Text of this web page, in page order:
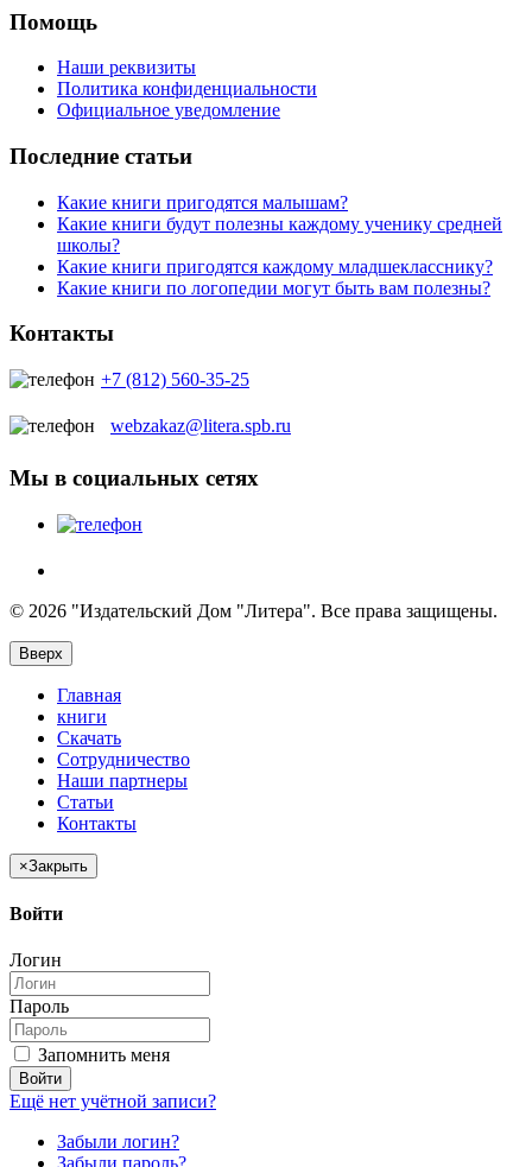
Помощь
Наши реквизиты
Политика конфиденциальности
Официальное уведомление
Последние статьи
Какие книги пригодятся малышам?
Какие книги будут полезны каждому ученику средней
школы?
Какие книги пригодятся каждому младшекласснику?
Какие книги по логопедии могут быть вам полезны?
Контакты
+7 (812) 560-35-25
webzakaz@litera.spb.ru
Мы в социальных сетях
© 2026 "Издательский Дом "Литера". Все права защищены.
Вверх
Главная
книги
Скачать
Сотрудничество
Наши партнеры
Статьи
Контакты
×Закрыть
Войти
Логин
Пароль
Запомнить меня
Войти
Ещё нет учётной записи?
Забыли логин?